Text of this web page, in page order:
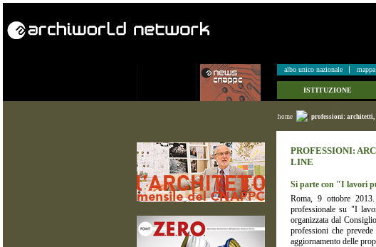
albo unico nazionale mappa
ISTITUZIONE
home professioni: architetti,
PROFESSIONI:
LINE
Si parte con "I lavori
Roma, 9 ottobre
professionale su "I
organizzata dal
professioni che
aggiornamento delle